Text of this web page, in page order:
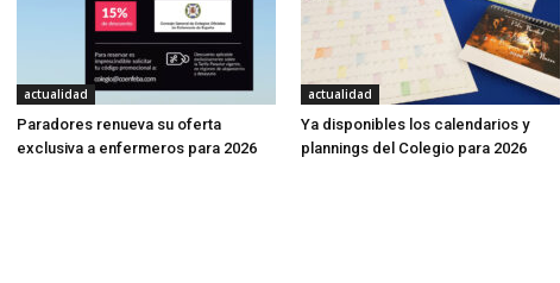
actualidad
Paradores renueva su oferta
exclusiva a enfermeros para 2026
actualidad
Ya disponibles los calendarios y
plannings del Colegio para 2026